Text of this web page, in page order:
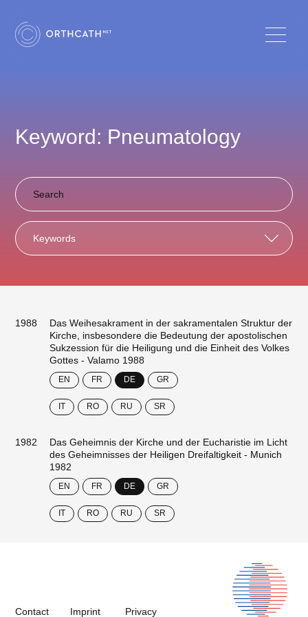
Keyword: Pneumatology
Keywords
1988
Das Weihesakrament in der sakramentalen Struktur der
Kirche, insbesondere die Bedeutung der apostolischen
Sukzession für die Heiligung und die Einheit des Volkes
Gottes - Valamo 1988
EN FR DE GR
IT RO RU SR
1982
Das Geheimnis der Kirche und der Eucharistie im Licht
des Geheimnisses der Heiligen Dreifaltigkeit - Munich
1982
EN FR DE GR
IT RO RU SR
Contact Imprint Privacy